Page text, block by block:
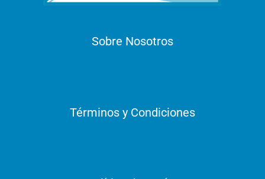
Sobre Nosotros
Términos y Condiciones